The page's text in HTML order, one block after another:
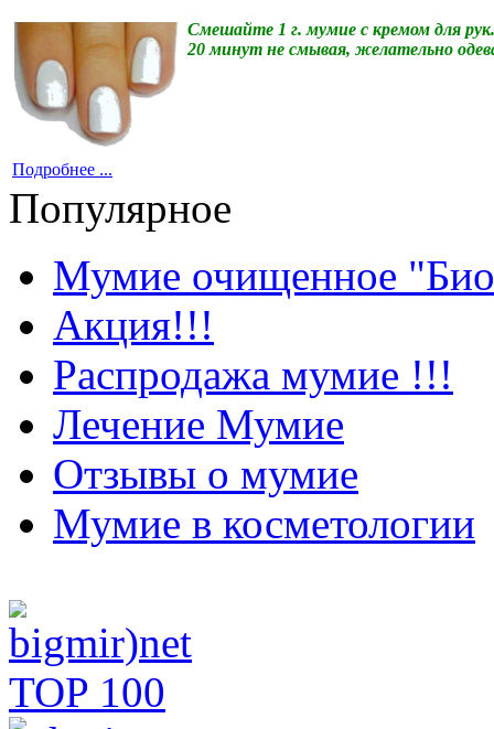
Смешайте 1 г. мумие с кремом для
20 минут не смывая, желательно
Подробнее ...
Популярное
Мумие очищенное
Акция!!!
Распродажа мумие !!!
Лечение Мумие
Отзывы о мумие
Мумие в косметологии